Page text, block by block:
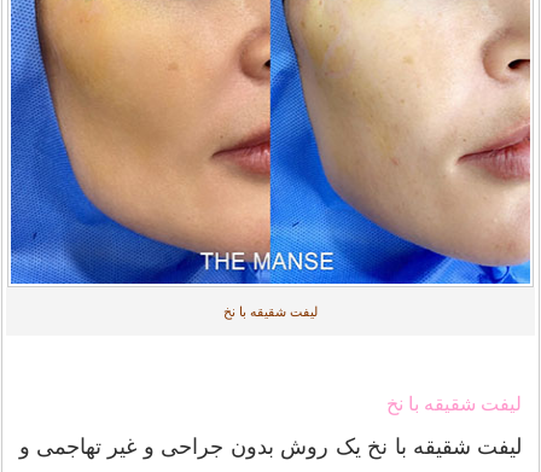
لیفت شقیقه با نخ
لیفت شقیقه با نخ
لیفت شقیقه با نخ یک روش بدون جراحی و غیر تهاجمی و